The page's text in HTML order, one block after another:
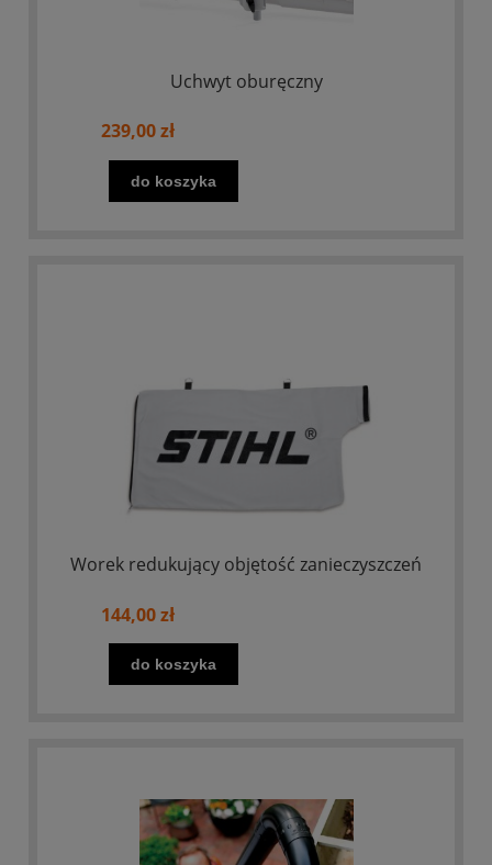
Uchwyt oburęczny
239,00 zł
do koszyka
Worek redukujący objętość zanieczyszczeń
144,00 zł
do koszyka